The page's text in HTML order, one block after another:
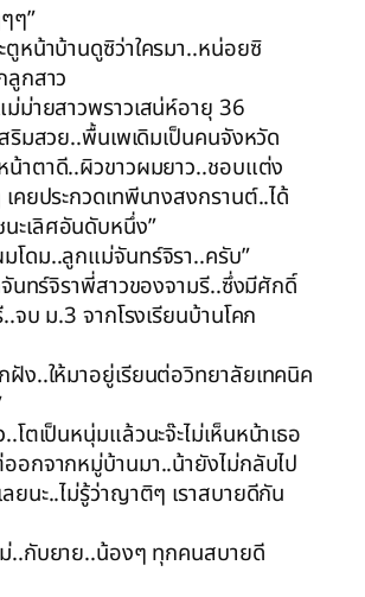
ๆ”
ตูหน้าบ้านดูซิว่าใครมา..หน่อยซิ
ลูกสาว
ม่ม่ายสาวพราวเสน่ห์อายุ 36
ริมสวย..พื้นเพเดิมเป็นคนจังหวัด
น้าตาดี..ผิวขาวผมยาว..ชอบแต่ง
คยประกวดเทพีนางสงกรานต์..ได้
ะเลิศอันดับหนึ่ง”
โดม..ลูกแม่จันทร์จิรา..ครับ”
นทร์จิราพี่สาวของจามรี..ซึ่งมีศักดิ์
จบ ม.3 จากโรงเรียนบ้านโคก
ง..ให้มาอยู่เรียนต่อวิทยาลัยเทคนิค
โตเป็นหนุ่มแล้วนะจ๊ะไม่เห็นหน้าเธอ
อกจากหมู่บ้านมา..น้ายังไม่กลับไป
ยนะ..ไม่รู้ว่าญาติๆ เราสบายดีกัน
กับยาย..น้องๆ ทุกคนสบายดี